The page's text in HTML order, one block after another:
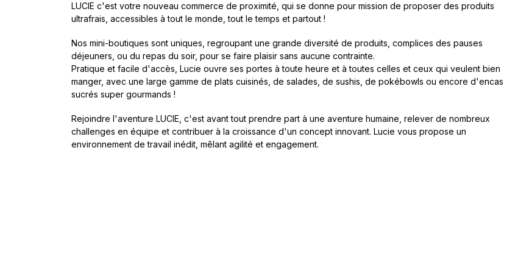
LUCIE c'est votre nouveau commerce de proximité, qui se donne pour mission de proposer des produits
ultrafrais, accessibles à tout le monde, tout le temps et partout !
Nos mini-boutiques sont uniques, regroupant une grande diversité de produits, complices des pauses
déjeuners, ou du repas du soir, pour se faire plaisir sans aucune contrainte.
Pratique et facile d'accès, Lucie ouvre ses portes à toute heure et à toutes celles et ceux qui veulent bien
manger, avec une large gamme de plats cuisinés, de salades, de sushis, de pokébowls ou encore d'encas
sucrés super gourmands !
Rejoindre l'aventure LUCIE, c'est avant tout prendre part à une aventure humaine, relever de nombreux
challenges en équipe et contribuer à la croissance d'un concept innovant. Lucie vous propose un
environnement de travail inédit, mêlant agilité et engagement.